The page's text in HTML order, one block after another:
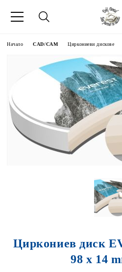
Начало CAD/CAM Циркониеви дискове
Циркониев диск
98 x 14